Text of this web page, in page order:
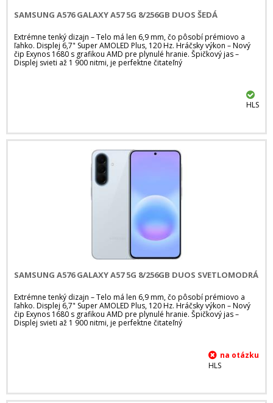
SAMSUNG A576 GALAXY A57 5G 8/256GB DUOS ŠEDÁ
Extrémne tenký dizajn – Telo má len 6,9 mm, čo pôsobí prémiovo a
ľahko. Displej 6,7" Super AMOLED Plus, 120 Hz. Hráčsky výkon – Nový
čip Exynos 1680 s grafikou AMD pre plynulé hranie. Špičkový jas –
Displej svieti až 1 900 nitmi, je perfektne čitateľný
HLS
SAMSUNG A576 GALAXY A57 5G 8/256GB DUOS SVETLOMODRÁ
Extrémne tenký dizajn – Telo má len 6,9 mm, čo pôsobí prémiovo a
ľahko. Displej 6,7" Super AMOLED Plus, 120 Hz. Hráčsky výkon – Nový
čip Exynos 1680 s grafikou AMD pre plynulé hranie. Špičkový jas –
Displej svieti až 1 900 nitmi, je perfektne čitateľný
HLS